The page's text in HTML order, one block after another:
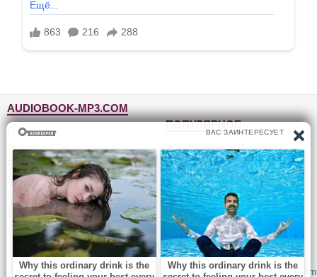
AUDIOBOOK-MP3.COM
Главная
Жанры
Блог
Топ-100
Авторы
Исполнители
Обратная связь
ПОПУЛЯРНОЕ
Фантастика и фэнтези
Детективы, триллеры
Для детей
Роман, проза
Приключения
Юмор, сатира
© 2010-2026Audiobook-mp3.com